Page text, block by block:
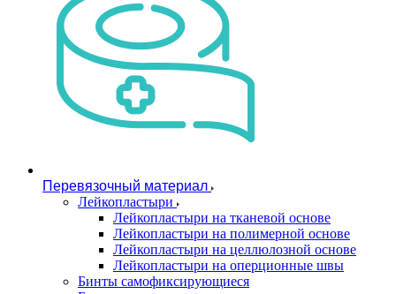
Перевязочный материал
Лейкопластыри
Лейкопластыри на тканевой основе
Лейкопластыри на полимерной основе
Лейкопластыри на целлюлозной основе
Лейкопластыри на оперционные швы
Бинты самофиксирующиеся